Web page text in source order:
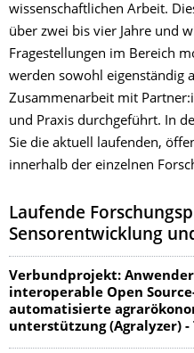
wissenschaftlichen Arbeit.
über zwei bis vier Jahre und
Fragestellungen im Bereich
werden sowohl eigenständig
Zusammenarbeit mit
und Praxis durchgeführt. In
Sie die aktuell laufenden,
innerhalb der einzelnen
Laufende
Sensorentwicklung
Verbundprojekt:
interoperable Open
automatisierte
unterstützung (Agralyzer)